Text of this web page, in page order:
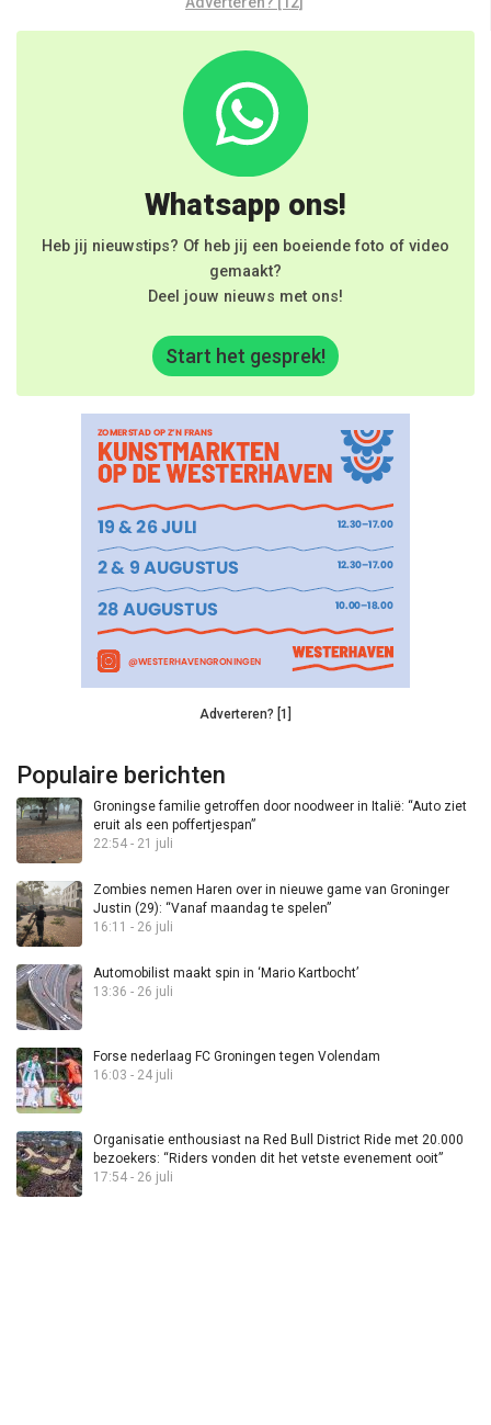
Whatsapp ons!
Heb jij nieuwstips? Of heb jij een boeiende foto of video
gemaakt?
Deel jouw nieuws met ons!
Start het gesprek!
Adverteren? [1]
Populaire berichten
Groningse familie getroffen door noodweer in Italië: “Auto ziet
eruit als een poffertjespan”
22:54 - 21 juli
Zombies nemen Haren over in nieuwe game van Groninger
Justin (29): “Vanaf maandag te spelen”
16:11 - 26 juli
Automobilist maakt spin in ‘Mario Kartbocht’
13:36 - 26 juli
Forse nederlaag FC Groningen tegen Volendam
16:03 - 24 juli
Organisatie enthousiast na Red Bull District Ride met 20.000
bezoekers: “Riders vonden dit het vetste evenement ooit”
17:54 - 26 juli